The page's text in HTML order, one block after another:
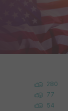
280
77
54